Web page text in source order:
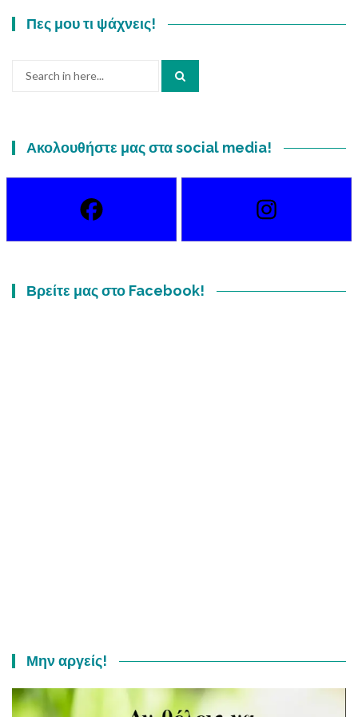
Πες μου τι ψάχνεις!
Ακολουθήστε μας στα social media!
Βρείτε μας στο Facebook!
Μην αργείς!